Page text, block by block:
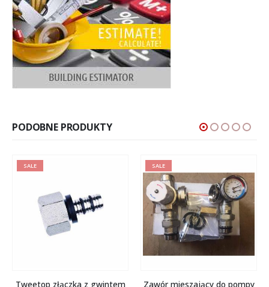
PODOBNE PRODUKTY
SALE
Tweetop złączka z gwintem
SALE
Zawór mieszający do pompy